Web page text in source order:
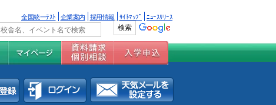
全国統一ﾃｽﾄ 企業案内 採用情報 ｻｲﾄﾏｯﾌﾟ ﾆｭｰｽﾘﾘｰｽ